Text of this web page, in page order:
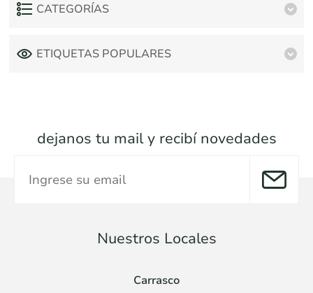
CATEGORÍAS
ETIQUETAS POPULARES
dejanos tu mail y recibí novedades
Nuestros Locales
Carrasco